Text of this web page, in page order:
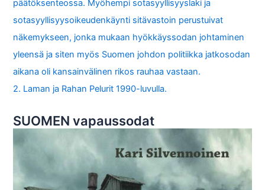
päätöksenteossa. Myöhempi sotasyyllisyyslaki ja
sotasyyllisyysoikeudenkäynti sitävastoin perustuivat
näkemykseen, jonka mukaan hyökkäyssodan johtaminen
yleensä ja siten myös Suomen johdon politiikka jatkosodan
aikana oli kansainvälinen rikos rauhaa vastaan.
2. Laman ja Rahan Pelurit 1990-luvulla.
SUOMEN vapaussodat